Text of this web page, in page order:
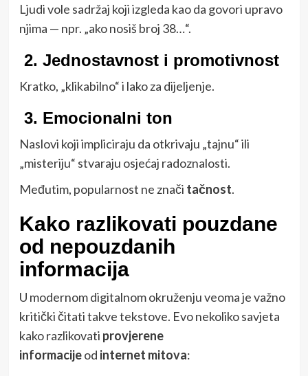
Ljudi vole sadržaj koji izgleda kao da govori upravo
njima — npr. „ako nosiš broj 38…“.
2. Jednostavnost i promotivnost
Kratko, „klikabilno“ i lako za dijeljenje.
3. Emocionalni ton
Naslovi koji impliciraju da otkrivaju „tajnu“ ili
„misteriju“ stvaraju osjećaj radoznalosti.
Međutim, popularnost ne znači tačnost.
Kako razlikovati pouzdane
od nepouzdanih
informacija
U modernom digitalnom okruženju veoma je važno
kritički čitati takve tekstove. Evo nekoliko savjeta
kako razlikovati provjerene
informacijeod internet mitova: